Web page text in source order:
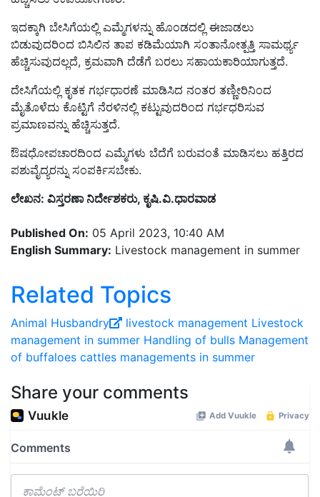
ಇದಕ್ಕಾಗಿ ಬೇಸಿಗೆಯಲ್ಲಿ ಎಮ್ಮೆಗಳನ್ನು ಹೊಂಡದಲ್ಲಿ ಈಜಾಡಲು
ಬಿಡುವುದರಿಂದ ಬಿಸಿಲಿನ ತಾಪ ಕಡಿಮೆಯಾಗಿ ಸಂತಾನೋತ್ಪತ್ತಿ ಸಾಮರ್ಥ್ಯ
ಹೆಚ್ಚಿಸುವುದಲ್ಲದೆ, ಕ್ರಮವಾಗಿ ದೆಡೆಗೆ ಬರಲು ಸಹಾಯಕಾರಿಯಾಗುತ್ತದೆ.
ದೇಸಿಗೆಯಲ್ಲಿ ಕೃತಕ ಗರ್ಭಧಾರಣೆ ಮಾಡಿಸಿದ ನಂತರ ತಣ್ಣೀರಿನಿಂದ
ಮೈತೊಳೆದು ಕೊಟ್ಟಿಗೆ ನೆರಳಿನಲ್ಲಿ ಕಟ್ಟುವುದರಿಂದ ಗರ್ಭಧರಿಸುವ
ಪ್ರಮಾಣವನ್ನು ಹೆಚ್ಚಿಸುತ್ತದೆ.
ಔಷಧೋಪಚಾರದಿಂದ ಎಮ್ಮೆಗಳು ಬೆದೆಗೆ ಬರುವಂತೆ ಮಾಡಿಸಲು ಹತ್ತಿರದ
ಪಶುವೈದ್ಯರನ್ನು ಸಂಪರ್ಕಿಸಬೇಕು.
ಲೇಖನ: ವಿಸ್ತರಣಾ ನಿರ್ದೇಶಕರು, ಕೃಷಿ.ವಿ.ಧಾರವಾಡ
Published On: 05 April 2023, 10:40 AM
English Summary: Livestock management in summer
Related Topics
Animal Husbandry livestock management Livestock
management in summer Handling of bulls Management
of buffaloes cattles managements in summer
Share your comments